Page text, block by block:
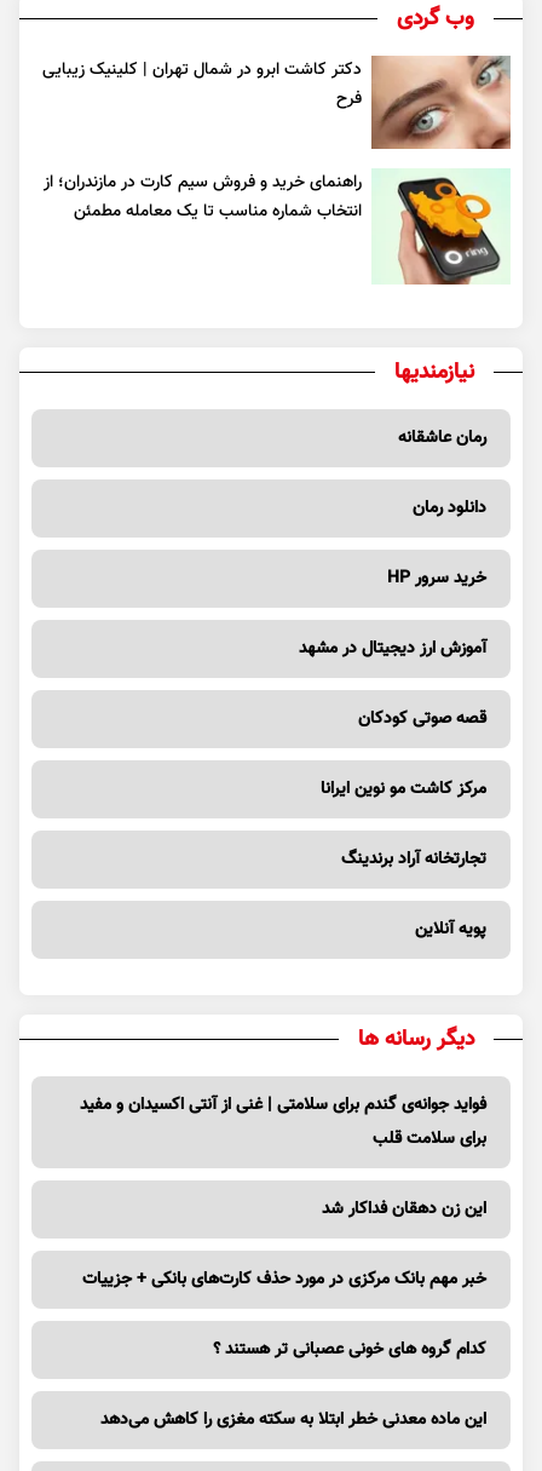
وب گردی
دکتر کاشت ابرو در شمال تهران | کلینیک زیبایی
فرح
راهنمای خرید و فروش سیم کارت در مازندران؛ از
انتخاب شماره مناسب تا یک معامله مطمئن
نیازمندیها
رمان عاشقانه
دانلود رمان
خرید سرور HP
آموزش ارز دیجیتال در مشهد
قصه صوتی کودکان
مرکز کاشت مو نوین ایرانا
تجارتخانه آراد برندینگ
پویه آنلاین
دیگر رسانه ها
فواید جوانه‌ی گندم برای سلامتی | غنی از آنتی اکسیدان و مفید
برای سلامت قلب
این زن دهقان فداکار شد
خبر مهم بانک مرکزی در مورد حذف کارت‌های بانکی + جزییات
کدام گروه های خونی عصبانی تر هستند ؟
این ماده معدنی خطر ابتلا به سکته مغزی را کاهش می‌دهد